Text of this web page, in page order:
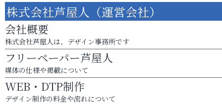
株式会社芦屋人（運営会社）
会社概要
株式会社芦屋人は、デザイン事務所です
フリーペーパー芦屋人
媒体の仕様や掲載について
WEB・DTP制作
デザイン制作の料金や流れについて